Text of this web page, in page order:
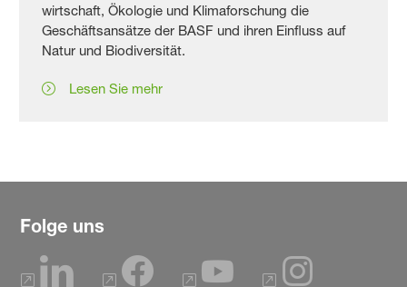
wirts­chaft, Ökologie und Klima­forschung die
Geschäfts­ansätze der BASF und ihren Einfluss auf
Natur und Bio­diver­sität.
Lesen Sie mehr
Folge uns